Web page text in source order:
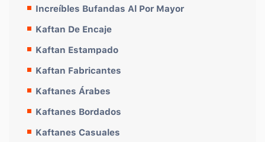
Increíbles Bufandas Al Por Mayor
Kaftan De Encaje
Kaftan Estampado
Kaftan Fabricantes
Kaftanes Árabes
Kaftanes Bordados
Kaftanes Casuales